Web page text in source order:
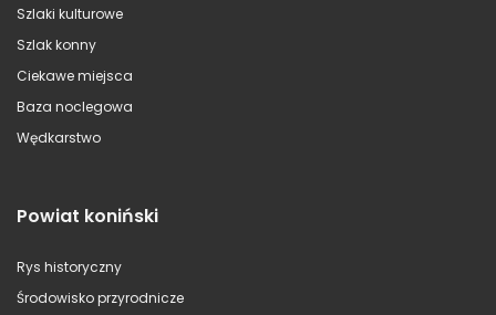
Szlaki kulturowe
Szlak konny
Ciekawe miejsca
Baza noclegowa
Wędkarstwo
Powiat koniński
Rys historyczny
Środowisko przyrodnicze